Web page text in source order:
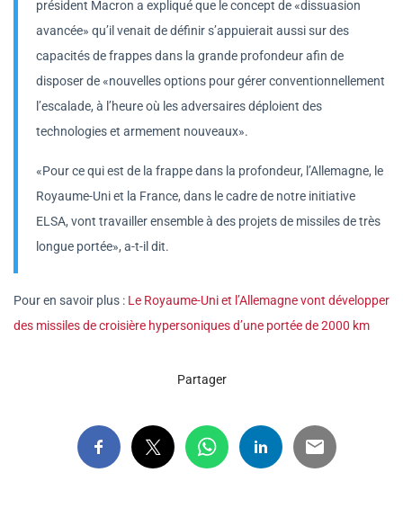
président Macron a expliqué que le concept de «dissuasion
avancée» qu’il venait de définir s’appuierait aussi sur des
capacités de frappes dans la grande profondeur afin de
disposer de «nouvelles options pour gérer conventionnellement
l’escalade, à l’heure où les adversaires déploient des
technologies et armement nouveaux».
«Pour ce qui est de la frappe dans la profondeur, l’Allemagne, le
Royaume-Uni et la France, dans le cadre de notre initiative
ELSA, vont travailler ensemble à des projets de missiles de très
longue portée», a-t-il dit.
Pour en savoir plus : Le Royaume-Uni et l’Allemagne vont développer
des missiles de croisière hypersoniques d’une portée de 2000 km
Partager